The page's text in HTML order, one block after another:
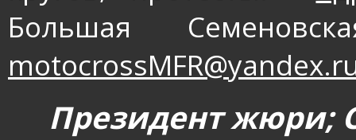
Большая
motocrossMFR@yandex.
Президент жюри;